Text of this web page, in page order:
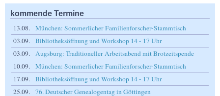
kommende Termine
13.08.
München: Sommerlicher Familienforscher-Stammtisch
03.09.
Bibliotheksöffnung und Workshop 14 - 17 Uhr
03.09.
Augsburg: Traditioneller Arbeitsabend mit Brotzeitspende
10.09.
München: Sommerlicher Familienforscher-Stammtisch
17.09.
Bibliotheksöffnung und Workshop 14 - 17 Uhr
25.09.
76. Deutscher Genealogentag in Göttingen